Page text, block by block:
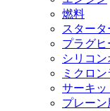
燃料
スタータ
プラグヒ
シリコ
ミクロ
サーキッ
プレー